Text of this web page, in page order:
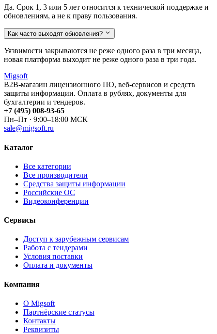
Да. Срок 1, 3 или 5 лет относится к технической поддержке и
обновлениям, а не к праву пользования.
Как часто выходят обновления?
Уязвимости закрываются не реже одного раза в три месяца,
новая платформа выходит не реже одного раза в три года.
Migsoft
B2B-магазин лицензионного ПО, веб-сервисов и средств
защиты информации. Оплата в рублях, документы для
бухгалтерии и тендеров.
+7 (495) 008-93-65
Пн–Пт · 9:00–18:00 МСК
sale@migsoft.ru
Каталог
Все категории
Все производители
Средства защиты информации
Российские ОС
Видеоконференции
Сервисы
Доступ к зарубежным сервисам
Работа с тендерами
Условия поставки
Оплата и документы
Компания
О Migsoft
Партнёрские статусы
Контакты
Реквизиты